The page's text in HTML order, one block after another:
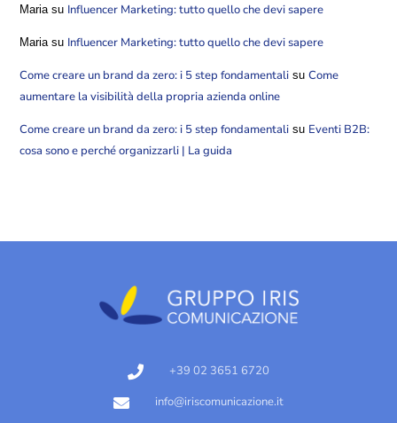
Maria su Influencer Marketing: tutto quello che devi sapere
Maria su Influencer Marketing: tutto quello che devi sapere
Come creare un brand da zero: i 5 step fondamentali suCome
aumentare la visibilità della propria azienda online
Come creare un brand da zero: i 5 step fondamentali su Eventi B2B:
cosa sono e perché organizzarli | La guida
+39 02 3651 6720
info@iriscomunicazione.it